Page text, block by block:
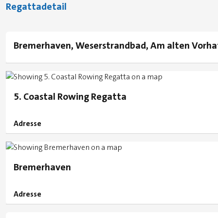
Regattadetail
Bremerhaven, Weserstrandbad, Am alten
5. Coastal Rowing Regatta
Adresse
Bremerhaven
Adresse